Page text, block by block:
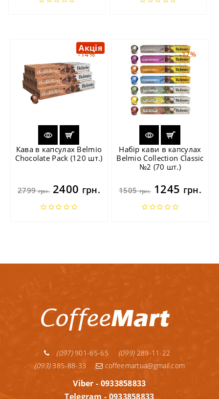
-14%
Акція
Кава в капсулах Belmio
Chocolate Pack (120 шт.)
2799грн.2400 грн.
-17%
Набір кави в капсулах
Belmio Collection Classic
№2 (70 шт.)
1505грн.1245 грн.
(097)901-65-65 (099)289-11-22
(093)385-88-33 coffeemartua@gmail.com
Viber - 0933858833
Telegram - 0933858833